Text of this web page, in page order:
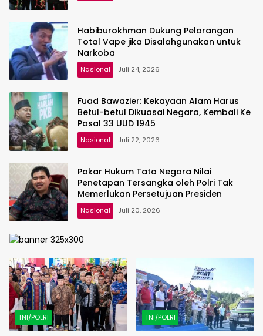
Habiburokhman Dukung Pelarangan
Total Vape jika Disalahgunakan untuk
Narkoba
Nasional Juli 24, 2026
Fuad Bawazier: Kekayaan Alam Harus
Betul-betul Dikuasai Negara, Kembali Ke
Pasal 33 UUD 1945
Nasional Juli 22, 2026
Pakar Hukum Tata Negara Nilai
Penetapan Tersangka oleh Polri Tak
Memerlukan Persetujuan Presiden
Nasional Juli 20, 2026
TNI/POLRI TNI/POLRI